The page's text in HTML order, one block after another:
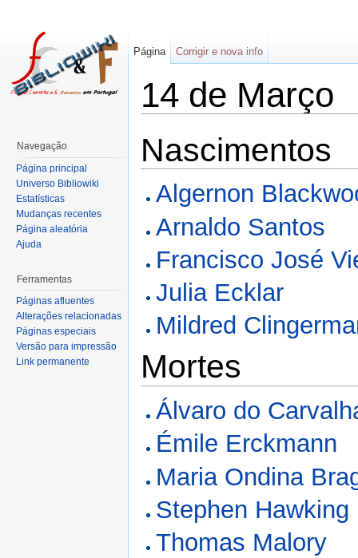
14 de Março
Nascimentos
Algernon
Arnaldo Santos
Francisco José
Julia Ecklar
Mildred
Mortes
Álvaro do
Émile Erckmann
Maria Ondina
Stephen Hawking
Thomas Malory
Página Corrigir e nova info
Navegação
Página principal
Universo Bibliowiki
Estatísticas
Mudanças recentes
Página aleatória
Ajuda
Ferramentas
Páginas afluentes
Alterações relacionadas
Páginas especiais
Versão para impressão
Link permanente